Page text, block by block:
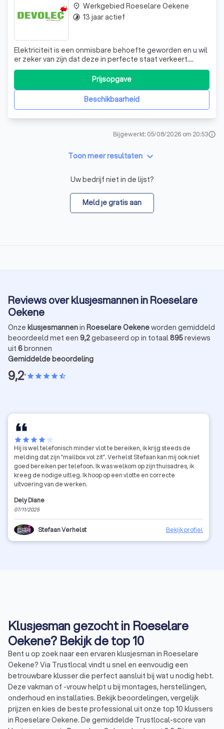
Elektriciteit is een onmisbare behoefte geworden en u wil
er zeker van zijn dat deze in perfecte staat verkeert.
Bovendien wil u ook in orde zijn met de regelgeving en niet
voor onaangename verrassingen komen te staan zodat u
alles opnieuw hoeft te doen. Zowel nieuwe woningen,
renovaties, verouderdBeschikbaarheid
Prijsopgave
place Werkgebied Roeselare Oekene
timelapse 13 jaar actief
Bijgewerkt: 05/08/2026 om 20:53info
Toon meer resultaten keyboard_arrow_down
Uw bedrijf niet in de lijst?
Meld je gratis aan
Reviews over klusjesmannen in Roeselare
Oekene
Onze klusjesmannenin Roeselare Oekeneworden gemiddeld
beoordeeld met een 9,2gebaseerd op in totaal895reviews
uit 6bronnen
Gemiddelde beoordeling
9,2•starstarstarstarstar_half
starstarstarstarstar
Hij is wel telefonisch minder vlot te bereiken, ik krijg steeds de
melding dat zijn ”mailbox vol zit”. Verhelst Stefaan kan mij ook niet
goed bereiken per telefoon. Ik was welkom op zijn thuisadres, ik
kreeg de nodige uitleg. Ik hoop op een vlotte en correcte
uitvoering van de werken.
Dely Diane
07/11/2025
Stefaan Verhelst Bekijk profiel
Klusjesman gezocht in Roeselare
Oekene? Bekijk de top 10
Bent u op zoek naar een ervaren klusjesman in Roeselare
Oekene? Via Trustlocal vindt u snel en eenvoudig een
betrouwbare klusser die perfect aansluit bij wat u nodig hebt.
Deze vakman of -vrouw helpt u bij montages, herstellingen,
onderhoud en installaties. Bekijk beoordelingen, vergelijk
prijzen en kies de beste professional uit onze top 10 klussers
in Roeselare Oekene. De gemiddelde Trustlocal-score van